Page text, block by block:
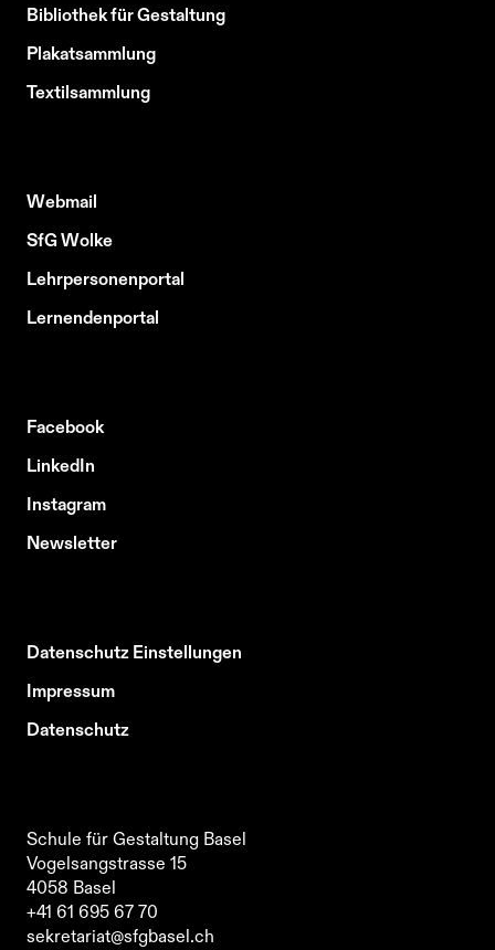
Schule für Gestaltung Basel
Vogelsangstrasse 15
Bibliothek für Gestaltung
Plakatsammlung
Textilsammlung
Webmail
SfG Wolke
Lehrpersonenportal
Lernendenportal
Facebook
LinkedIn
Instagram
Newsletter
Datenschutz Einstellungen
Impressum
Datenschutz
Schule für Gestaltung Basel
Vogelsangstrasse 15
4058 Basel
+41 61 695 67 70
sekretariat@sfgbasel.ch